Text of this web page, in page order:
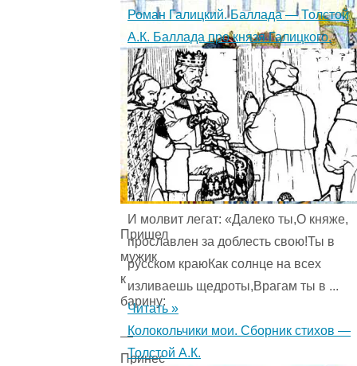
Пришел
мужик
к
барину:
—
Принес
Роман Галицкий. Баллада — Толстой
А.К. Баллада про князя Галицкого.
И молвит легат: «Далеко ты,О княже,
прославлен за доблесть свою!Ты в
русском краюКак солнце на всех
изливаешь щедроты,Врагам ты в ...
Читать »
Колокольчики мои. Сборник стихов —
Толстой А.К.